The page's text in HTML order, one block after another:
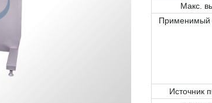
Макс.
Применимый
Источник